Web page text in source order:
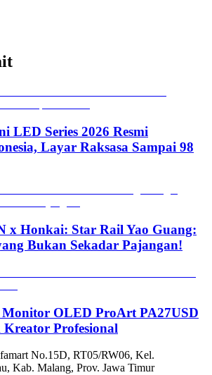
LED Series 2026 Resmi
Layar Raksasa Sampai 98
x Honkai: Star Rail Yao Guang:
Bukan Sekadar Pajangan!
OLED ProArt PA27USD
Profesional
No.15D, RT05/RW06, Kel.
Kab. Malang, Prov. Jawa Timur